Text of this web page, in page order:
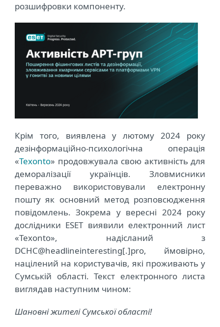
розшифровки компоненту.
Крім того, виявлена у лютому 2024 року
дезінформаційно-психологічна операція
«Texonto» продовжувала свою активність для
деморалізації українців. Зловмисники
переважно використовували електронну
пошту як основний метод розповсюдження
повідомлень. Зокрема у вересні 2024 року
дослідники ESET виявили електронний лист
«Texonto», надісланий з
DCHC@headlineinteresting[.]pro, ймовірно,
націлений на користувачів, які проживають у
Сумській області. Текст електронного листа
виглядав наступним чином:
Шановні жителі Сумської області!